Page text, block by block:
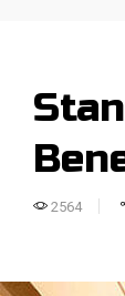
2564